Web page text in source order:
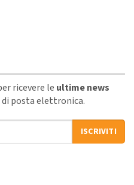
ricevere le ultime news
posta elettronica.
ISCRIVITI